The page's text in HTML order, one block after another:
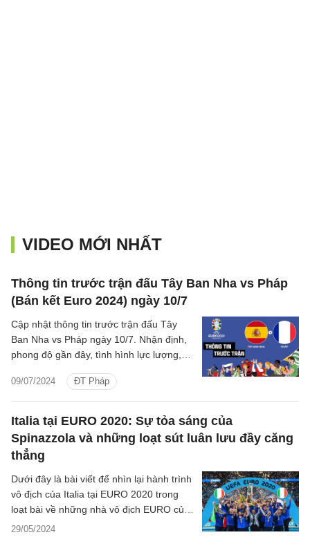
VIDEO MỚI NHẤT
Thông tin trước trận đấu Tây Ban Nha vs Pháp
(Bán kết Euro 2024) ngày 10/7
09/07/2024 ĐT Pháp
Cập nhật thông tin trước trận đấu Tây
Ban Nha vs Pháp ngày 10/7. Nhận định,
phong độ gần đây, tình hình lực lượng,
Italia tại EURO 2020: Sự tỏa sáng của
Spinazzola và những loạt sút luân lưu đầy căng
thẳng
29/05/2024
Dưới đây là bài viết để nhìn lại hành trình
vô địch của Italia tại EURO 2020 trong
loạt bài về những nhà vô địch EURO của
The Athletic.